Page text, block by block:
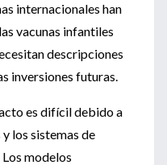
internacionales han
vacunas infantiles
descripciones
inversiones futuras.
es difícil debido a
los sistemas de
modelos